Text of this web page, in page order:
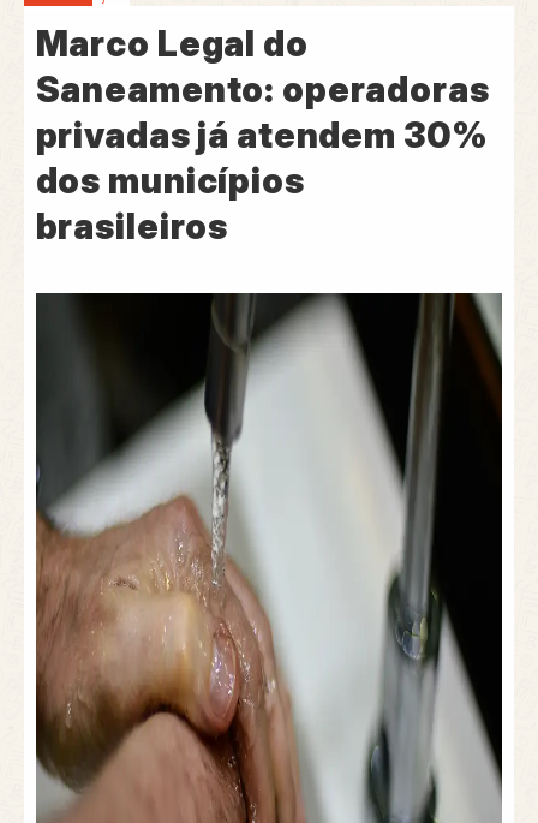
Marco Legal do
Saneamento: operadoras
privadas já atendem 30%
dos municípios
brasileiros